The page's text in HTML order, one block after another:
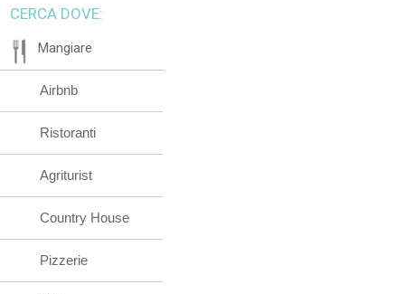
CERCA DOVE:
Mangiare
Airbnb
Ristoranti
Agriturist
Country House
Pizzerie